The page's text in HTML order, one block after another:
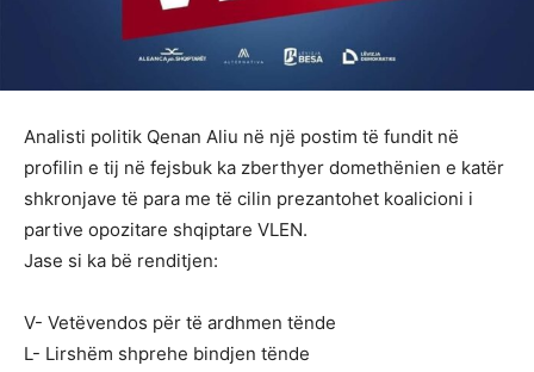
Analisti politik Qenan Aliu në një postim të fundit në
profilin e tij në fejsbuk ka zberthyer domethënien e katër
shkronjave të para me të cilin prezantohet koalicioni i
partive opozitare shqiptare VLEN.
Jase si ka bë renditjen:
V- Vetëvendos për të ardhmen tënde
L- Lirshëm shprehe bindjen tënde